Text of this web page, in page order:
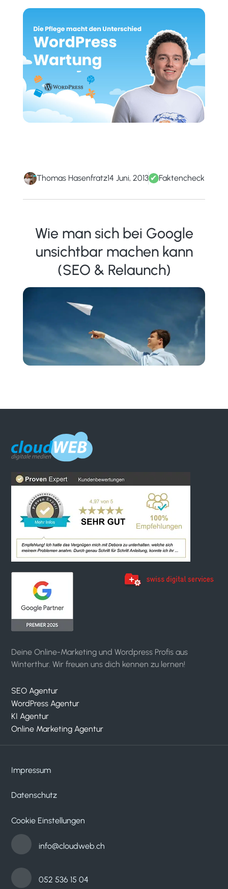
Wie man sich bei Google
unsichtbar machen kann
(SEO & Relaunch)
Thomas Hasenfratz14 Juni, 2013 ✔ Faktencheck
Deine Online-Marketing und Wordpress Profis aus
Winterthur. Wir freuen uns dich kennen zu lernen!
SEO Agentur
WordPress Agentur
KI Agentur
Online Marketing Agentur
Impressum
Datenschutz
Cookie Einstellungen
052 536 15 04
info@cloudweb.ch